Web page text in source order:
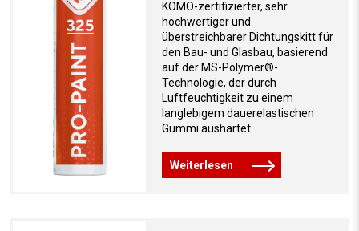
KOMO-zertifizierter, sehr
hochwertiger und
überstreichbarer Dichtungskitt für
den Bau- und Glasbau, basierend
auf der MS-Polymer®-
Technologie, der durch
Luftfeuchtigkeit zu einem
langlebigem dauerelastischen
Gummi aushärtet.
Weiterlesen